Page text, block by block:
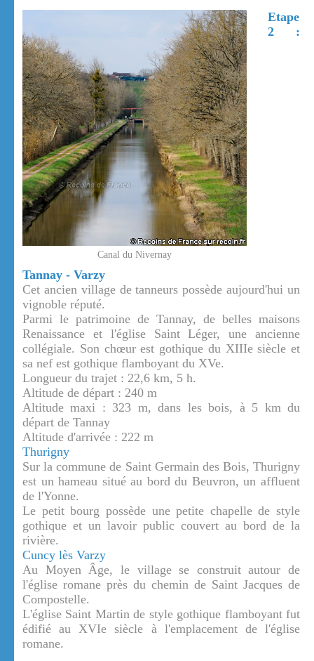
Canal du Nivernay
Etape
2 :
Tannay - Varzy
Cet ancien village de tanneurs possède aujourd'hui un
vignoble réputé.
Parmi le patrimoine de Tannay, de belles maisons
Renaissance et l'église Saint Léger, une ancienne
collégiale. Son chœur est gothique du XIIIe siècle et
sa nef est gothique flamboyant du XVe.
Longueur du trajet : 22,6 km, 5 h.
Altitude de départ : 240 m
Altitude maxi : 323 m, dans les bois, à 5 km du
départ de Tannay
Altitude d'arrivée : 222 m
Thurigny
Sur la commune de Saint Germain des Bois, Thurigny
est un hameau situé au bord du Beuvron, un affluent
de l'Yonne.
Le petit bourg possède une petite chapelle de style
gothique et un lavoir public couvert au bord de la
rivière.
Cuncy lès Varzy
Au Moyen Âge, le village se construit autour de
l'église romane près du chemin de Saint Jacques de
Compostelle.
L'église Saint Martin de style gothique flamboyant fut
édifié au XVIe siècle à l'emplacement de l'église
romane.